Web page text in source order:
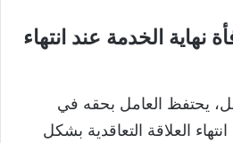
نهاية الخدمة عند انتهاء
يحتفظ العامل بحقه في
العلاقة التعاقدية بشكل